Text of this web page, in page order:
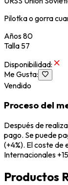
Pilotka o gorra
Años 80
Talla 57
Disponibilidad:
Me Gusta:
Vendido
Proceso del
Después de
pago. Se puede
(+4%). El coste de
Internacionales
Productos